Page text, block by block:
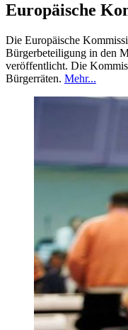
Europäische
Die Europäische
Bürgerbeteiligung in den
veröffentlicht. Die
Bürgerräten. Mehr...